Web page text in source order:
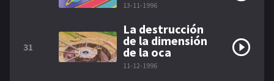
13-11-1996
31
La destrucción
de la dimensión
de la oca
11-12-1996